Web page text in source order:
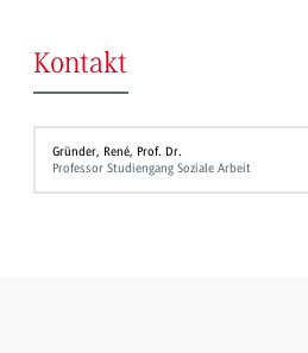
Kontakt
Gründer, René, Prof. Dr.
Professor Studiengang Soziale Arbeit